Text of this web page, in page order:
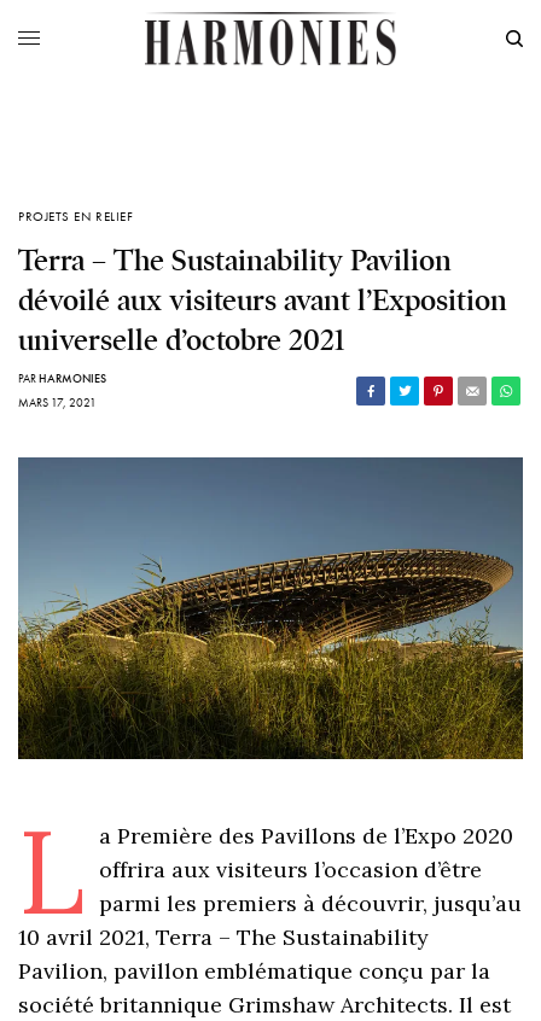
PROJETS EN RELIEF
Terra – The Sustainability Pavilion
dévoilé aux visiteurs avant l’Exposition
universelle d’octobre 2021
PARHARMONIES
MARS 17, 2021
L
a Première des Pavillons de l’Expo 2020
offrira aux visiteurs l’occasion d’être
parmi les premiers à découvrir, jusqu’au
10 avril 2021, Terra – The Sustainability
Pavilion, pavillon emblématique conçu par la
société britannique Grimshaw Architects. Il est